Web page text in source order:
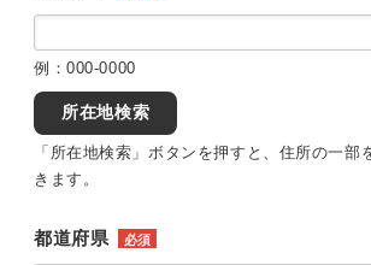
例：000-0000
所在地検索
「所在地検索」ボタンを押すと、住所の一部
きます。
都道府県 必須